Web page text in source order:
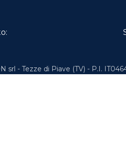
srl - Tezze di Piave (TV) - P.I.